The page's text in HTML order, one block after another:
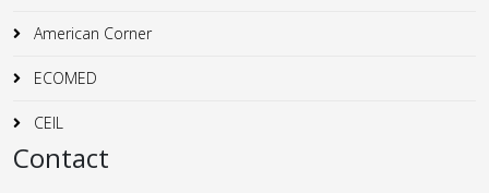
American Corner
ECOMED
CEIL
Contact